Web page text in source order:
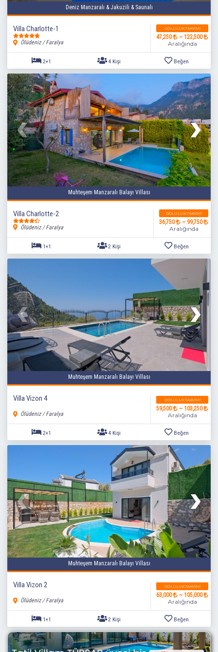
Deniz Manzaralı & Jakuzili & Saunalı
Villa Charlotte-1
Ölüdeniz / Faralya
DOLULUK TAKVIMI
47,250 ~ 122,500
Aralığında
2+1 4 Kişi Beğen
Muhteşem Manzaralı Balayı Villası
Villa Charlotte-2
Ölüdeniz / Faralya
DOLULUK TAKVIMI
36,750 ~ 99,750
Aralığında
1+1 2 Kişi Beğen
Muhteşem Manzaralı Balayı Villası
Villa Vizon 4
Ölüdeniz / Faralya
DOLULUK TAKVIMI
59,500 ~ 103,250
Aralığında
Muhteşem Manzaralı Balayı Villası
Villa Vizon 2
Ölüdeniz / Faralya
DOLULUK TAKVIMI
63,000 ~ 105,000
Aralığında